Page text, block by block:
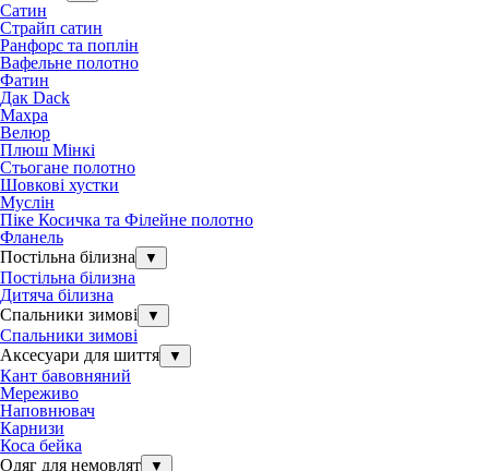
Сатин
Страйп сатин
Ранфорс та поплін
Вафельне полотно
Фатин
Дак Dack
Махра
Велюр
Плюш Мінкі
Стьогане полотно
Шовкові хустки
Муслін
Піке Косичка та Філейне полотно
Фланель
Постільна білизна
▼
Постільна білизна
Дитяча білизна
Спальники зимові
▼
Спальники зимові
Аксесуари для шиття
▼
Кант бавовняний
Мереживо
Наповнювач
Карнизи
Коса бейка
Одяг для немовлят
▼